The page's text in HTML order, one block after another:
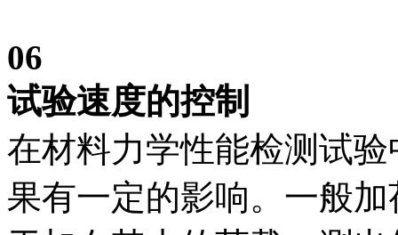
06
试验速度的控制
在材料力学性能检测试
果有一定的影响。一般